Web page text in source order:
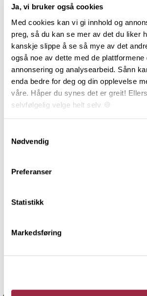
Ja, vi bruker også cookies
Med cookies kan vi gi innhold og
preg, så du kan se mer av det du liker
kanskje slippe å se så mye av det
også noe av dette med de
annonsering og analysearbeid. Sånn
enda bedre for deg og din opplevelse
våre. Håper du synes det er greit!
selvfølgelig velge helt selv 🍪
Nødvendig
Preferanser
Statistikk
Markedsføring
60075779
Produktinformasjon
ÆDELGRÅ Varm er en lys, men
med et hint av sølvskimmer i
jakt etter et «jernvitrol-uttrykk», er
deg. ÆDELGRÅ Varm vil kle mange
kledningstypen i Norge. Kledningen
over- og underligger og de mange
Behandling
Teknisk informasjon